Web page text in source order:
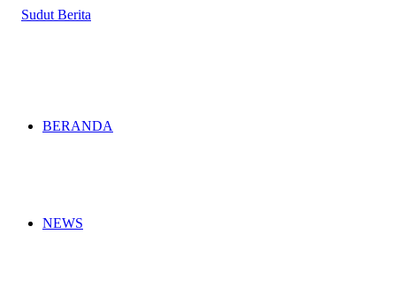
BERANDA
NEWS